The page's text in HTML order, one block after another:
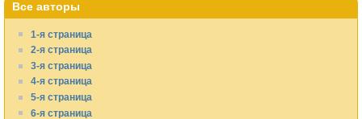
Все авторы
1-я страница
2-я страница
3-я страница
4-я страница
5-я страница
6-я страница